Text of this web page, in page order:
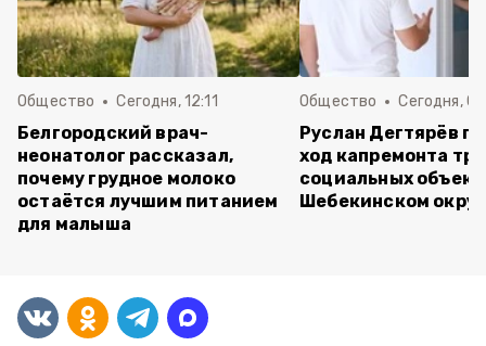
Общество Сегодня, 12:11
Белгородский врач-
неонатолог рассказал,
почему грудное молоко
остаётся лучшим питанием
для малыша
Общество Сегодня,
Руслан Дегтярёв
ход капремонта
социальных
Шебекинском